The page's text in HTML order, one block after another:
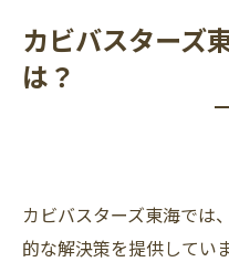
カビバスターズ
は？
カビバスターズ東海では
的な解決策を提供してい